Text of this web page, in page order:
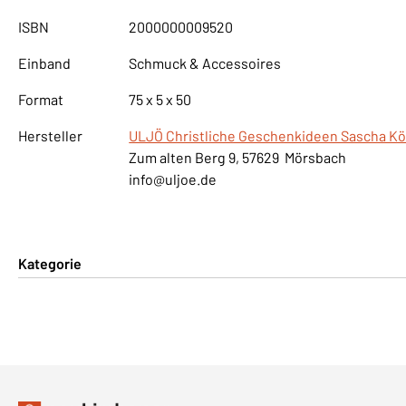
ISBN 2000000009520
Einband Schmuck & Accessoires
Format 75 x 5 x 50
Hersteller
ULJÖ Christliche Geschenkideen Sascha
Zum alten Berg 9, 57629 Mörsbach
info@uljoe.de
Kategorie